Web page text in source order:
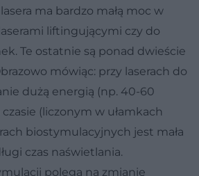
ma bardzo małą moc w
liftingującymi czy do
Te ostatnie są ponad dwieście
mówiąc: przy laserach do
dużą energią (np. 40-60
(liczonym w ułamkach
biostymulacyjnych jest mała
czas naświetlania.
polega na zmianie